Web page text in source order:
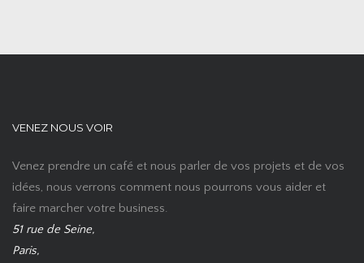
VENEZ NOUS VOIR
Venez prendre un café et nous parler de vos projets et de vos
idées, nous verrons comment nous pourrons vous aider et
faire marcher votre business.
51 rue de Seine,
Paris,